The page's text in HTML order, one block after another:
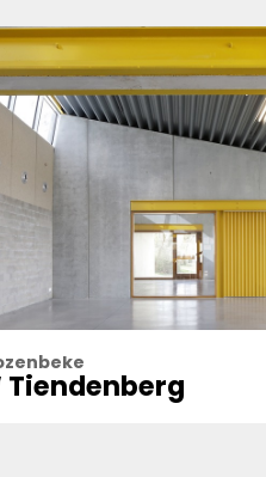
Tiendenberg